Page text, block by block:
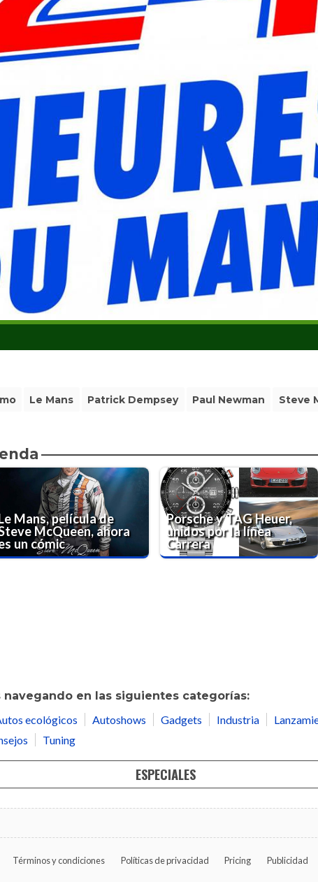
Le Mans Patrick Dempsey Paul Newman Steve
Mans, película de
McQueen, ahora
un cómic
Porsche y TAG Heuer,
unidos por la línea
Carrera
en las siguientes categorías:
ecológicos Autoshows Gadgets Industria
Tuning
ESPECIALES
Términos y condiciones Políticas de privacidad Pricing Publicidad